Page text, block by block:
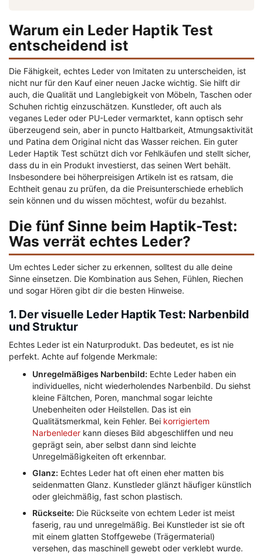
Warum ein Leder Haptik Test
entscheidend ist
Die Fähigkeit, echtes Leder von Imitaten zu unterscheiden, ist
nicht nur für den Kauf einer neuen Jacke wichtig. Sie hilft dir
auch, die Qualität und Langlebigkeit von Möbeln, Taschen oder
Schuhen richtig einzuschätzen. Kunstleder, oft auch als
veganes Leder oder PU-Leder vermarktet, kann optisch sehr
überzeugend sein, aber in puncto Haltbarkeit, Atmungsaktivität
und Patina dem Original nicht das Wasser reichen. Ein guter
Leder Haptik Test schützt dich vor Fehlkäufen und stellt sicher,
dass du in ein Produkt investierst, das seinen Wert behält.
Insbesondere bei höherpreisigen Artikeln ist es ratsam, die
Echtheit genau zu prüfen, da die Preisunterschiede erheblich
sein können und du wissen möchtest, wofür du bezahlst.
Die fünf Sinne beim Haptik-Test:
Was verrät echtes Leder?
Um echtes Leder sicher zu erkennen, solltest du alle deine
Sinne einsetzen. Die Kombination aus Sehen, Fühlen, Riechen
und sogar Hören gibt dir die besten Hinweise.
1. Der visuelle Leder Haptik Test: Narbenbild
und Struktur
Echtes Leder ist ein Naturprodukt. Das bedeutet, es ist nie
perfekt. Achte auf folgende Merkmale:
Unregelmäßiges Narbenbild: Echte Leder haben ein
individuelles, nicht wiederholendes Narbenbild. Du siehst
kleine Fältchen, Poren, manchmal sogar leichte
Unebenheiten oder Heilstellen. Das ist ein
Qualitätsmerkmal, kein Fehler. Bei korrigiertem
Narbenleder kann dieses Bild abgeschliffen und neu
geprägt sein, aber selbst dann sind leichte
Unregelmäßigkeiten oft erkennbar.
Glanz: Echtes Leder hat oft einen eher matten bis
seidenmatten Glanz. Kunstleder glänzt häufiger künstlich
oder gleichmäßig, fast schon plastisch.
Rückseite: Die Rückseite von echtem Leder ist meist
faserig, rau und unregelmäßig. Bei Kunstleder ist sie oft
mit einem glatten Stoffgewebe (Trägermaterial)
versehen, das maschinell gewebt oder verklebt wurde.